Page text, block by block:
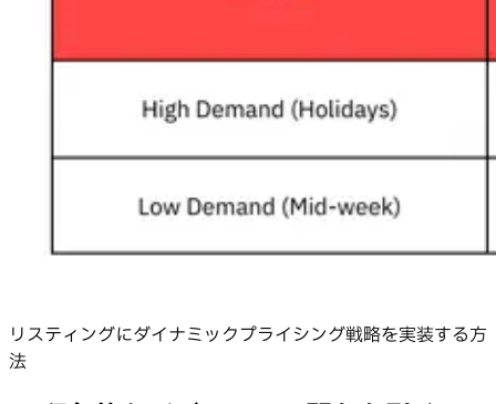
リスティングにダイナミックプライシング戦略を実装する方
法